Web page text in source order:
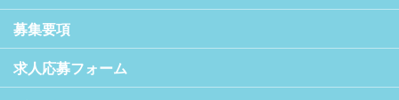
募集要項
求人応募フォーム